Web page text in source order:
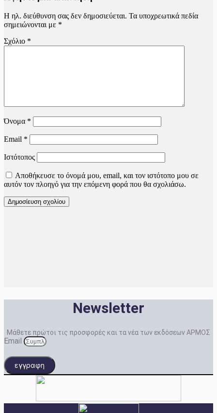
Η ηλ. διεύθυνση σας δεν δημοσιεύεται. Τα υποχρεωτικά πεδία
σημειώνονται με *
Σχόλιο *
Όνομα *
Email *
Ιστότοπος
Αποθήκευσε το όνομά μου, email, και τον ιστότοπο μου σε
αυτόν τον πλοηγό για την επόμενη φορά που θα σχολιάσω.
Newsletter
Μάθετε πρώτοι τις προσφορές και τα νέα των εκδόσεων ΑΡΜΟΣ
Email
εγγραφη